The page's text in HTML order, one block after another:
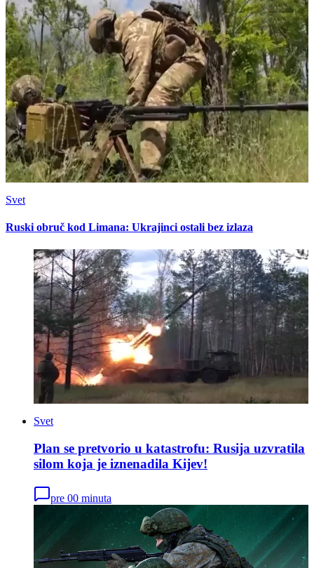
Svet
Ruski obruč kod Limana: Ukrajinci ostali bez izlaza
Svet
Plan se pretvorio u katastrofu: Rusija uzvratila
silom koja je iznenadila Kijev!
pre 00 minuta